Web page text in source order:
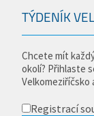
TÝDENÍK
Chcete mít
okolí? Přihlaste
Velkomeziříčsko
Registrací